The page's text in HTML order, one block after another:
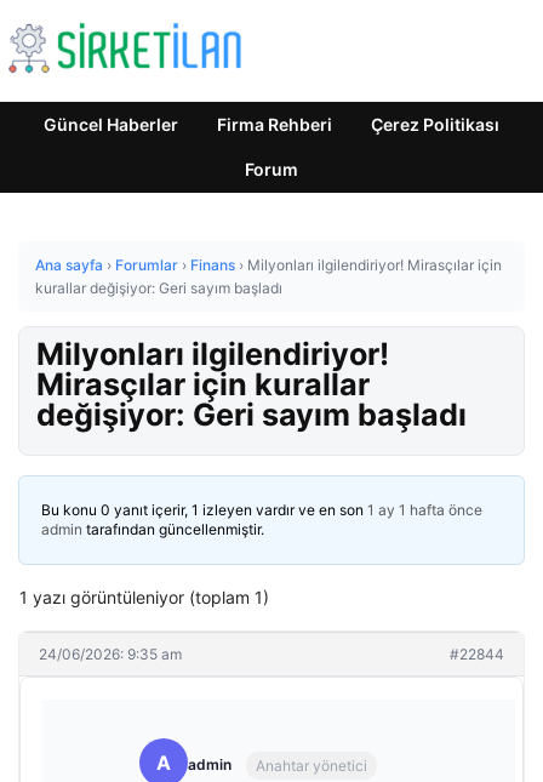
Güncel Haberler Firma Rehberi Çerez Politikası
Forum
Ana sayfa › Forumlar › Finans › Milyonları ilgilendiriyor! Mirasçılar için
kurallar değişiyor: Geri sayım başladı
Milyonları ilgilendiriyor!
Mirasçılar için kurallar
değişiyor: Geri sayım başladı
Bu konu 0 yanıt içerir, 1 izleyen vardır ve en son 1 ay 1 hafta önce
admin tarafından güncellenmiştir.
1 yazı görüntüleniyor (toplam 1)
24/06/2026: 9:35 am #22844
A admin Anahtar yönetici